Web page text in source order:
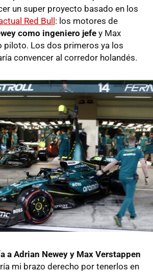
un super proyecto basado en los
Red Bull: los motores de
como ingeniero jefe y Max
piloto. Los dos primeros ya los
convencer al corredor holandés.
a Adrian Newey y Max Verstappen
mi brazo derecho por tenerlos en